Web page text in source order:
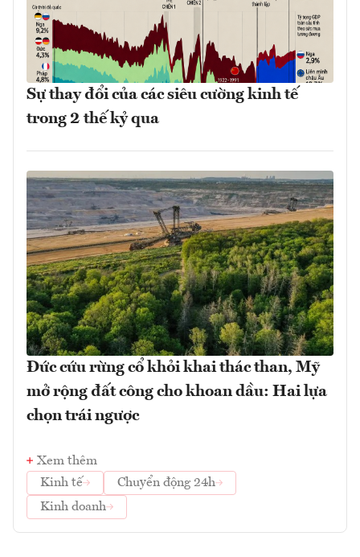
Sự thay đổi của các siêu cường kinh tế
trong 2 thế kỷ qua
Đức cứu rừng cổ khỏi khai thác than, Mỹ
mở rộng đất công cho khoan dầu: Hai lựa
chọn trái ngược
Xem thêm
Kinh tế
Chuyển động 24h
Kinh doanh